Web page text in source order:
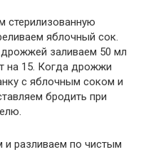
стерилизованную
яблочный сок.
заливаем 50 мл
на 15. Когда дрожжи
с яблочным соком и
бродить при
и разливаем по чистым